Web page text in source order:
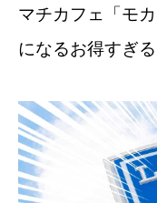
マチカフェ「モ
になるお得すぎ